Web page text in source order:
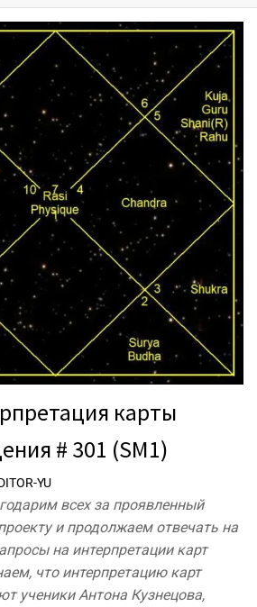
карты
# 301 (SM1)
YU
всех за проявленный
и продолжаем отвечать на
на интерпретации карт
что интерпретацию карт
ученики Антона Кузнецова,